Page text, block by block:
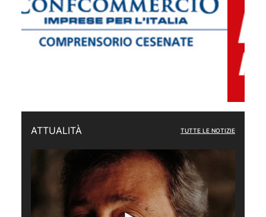
ATTUALITÀ TUTTE LE NOTIZIE